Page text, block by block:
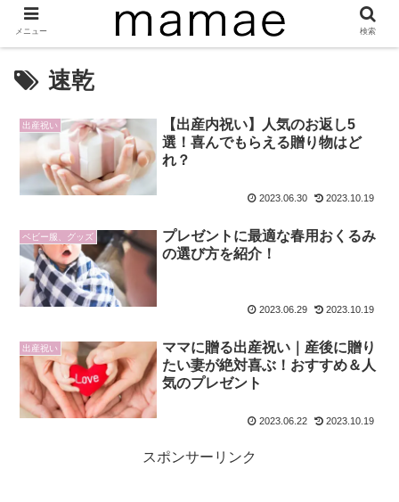
速乾
出産祝い
【出産内祝い】人気のお返し5
選！喜んでもらえる贈り物はど
れ？
2023.06.30 2023.10.19
ベビー服、グッズ
プレゼントに最適な春用おくるみ
の選び方を紹介！
2023.06.29 2023.10.19
出産祝い
ママに贈る出産祝い｜産後に贈り
たい妻が絶対喜ぶ！おすすめ＆人
気のプレゼント
2023.06.22 2023.10.19
スポンサーリンク
メニュー 検索